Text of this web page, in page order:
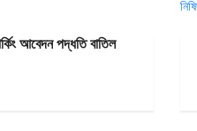
আবেদন পদ্ধতি বাতিল